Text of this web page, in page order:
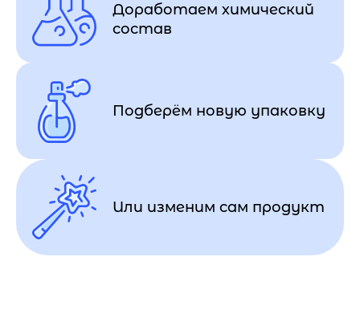
Доработаем химический
состав
Подберём новую упаковку
Или изменим сам продукт